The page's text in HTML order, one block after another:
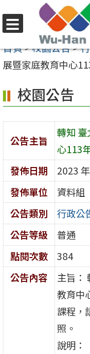
至
要
容
區
選
單
首頁>校園公告>
展暨家庭教育中心
校園公告
公告主旨
轉知
心113
發佈日期
2023
發佈單位
資料組
公告類別
行政公
公告等級
普通
點閱次數
384
公告內容
主旨：
教育中
課程，
照。
說明：